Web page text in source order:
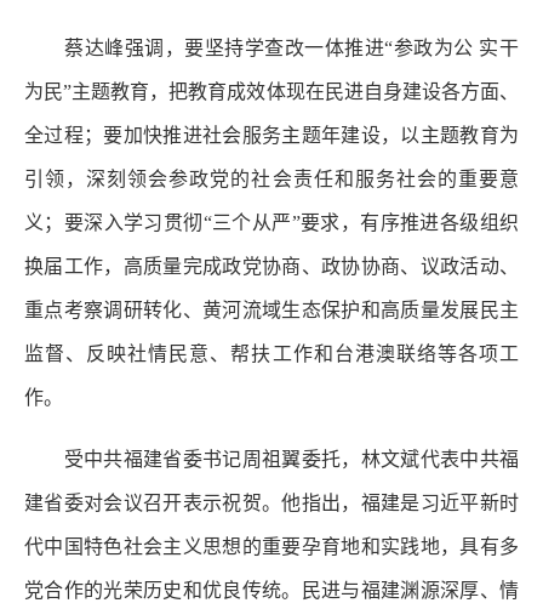
蔡达峰强调，要坚持学查改一体推进“参政为公 实干
为民”主题教育，把教育成效体现在民进自身建设各方面、
全过程；要加快推进社会服务主题年建设，以主题教育为
引领，深刻领会参政党的社会责任和服务社会的重要意
义；要深入学习贯彻“三个从严”要求，有序推进各级组织
换届工作，高质量完成政党协商、政协协商、议政活动、
重点考察调研转化、黄河流域生态保护和高质量发展民主
监督、反映社情民意、帮扶工作和台港澳联络等各项工
作。
受中共福建省委书记周祖翼委托，林文斌代表中共福
建省委对会议召开表示祝贺。他指出，福建是习近平新时
代中国特色社会主义思想的重要孕育地和实践地，具有多
党合作的光荣历史和优良传统。民进与福建渊源深厚、情